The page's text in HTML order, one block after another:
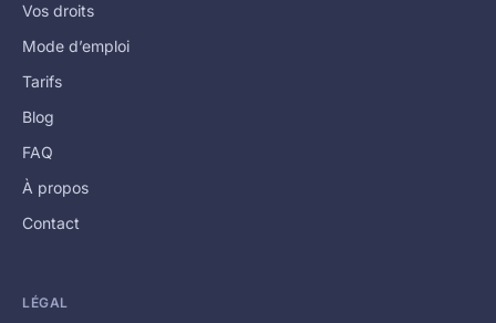
Vos droits
Mode d’emploi
Tarifs
Blog
FAQ
À propos
Contact
LÉGAL